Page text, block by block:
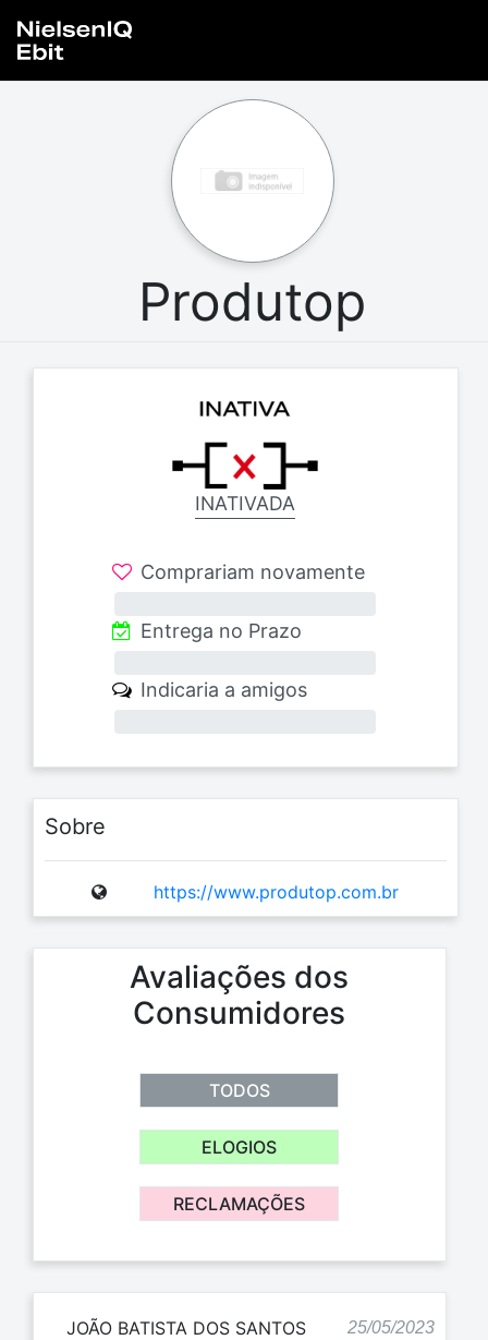
Produtop
INATIVADA
Comprariam novamente
Entrega no Prazo
Indicaria a amigos
Avaliações dos
Consumidores
TODOS
ELOGIOS
RECLAMAÇÕES
JOÃO BATISTA DOS SANTOS 25/05/2023
Sobre
https://www.produtop.com.br